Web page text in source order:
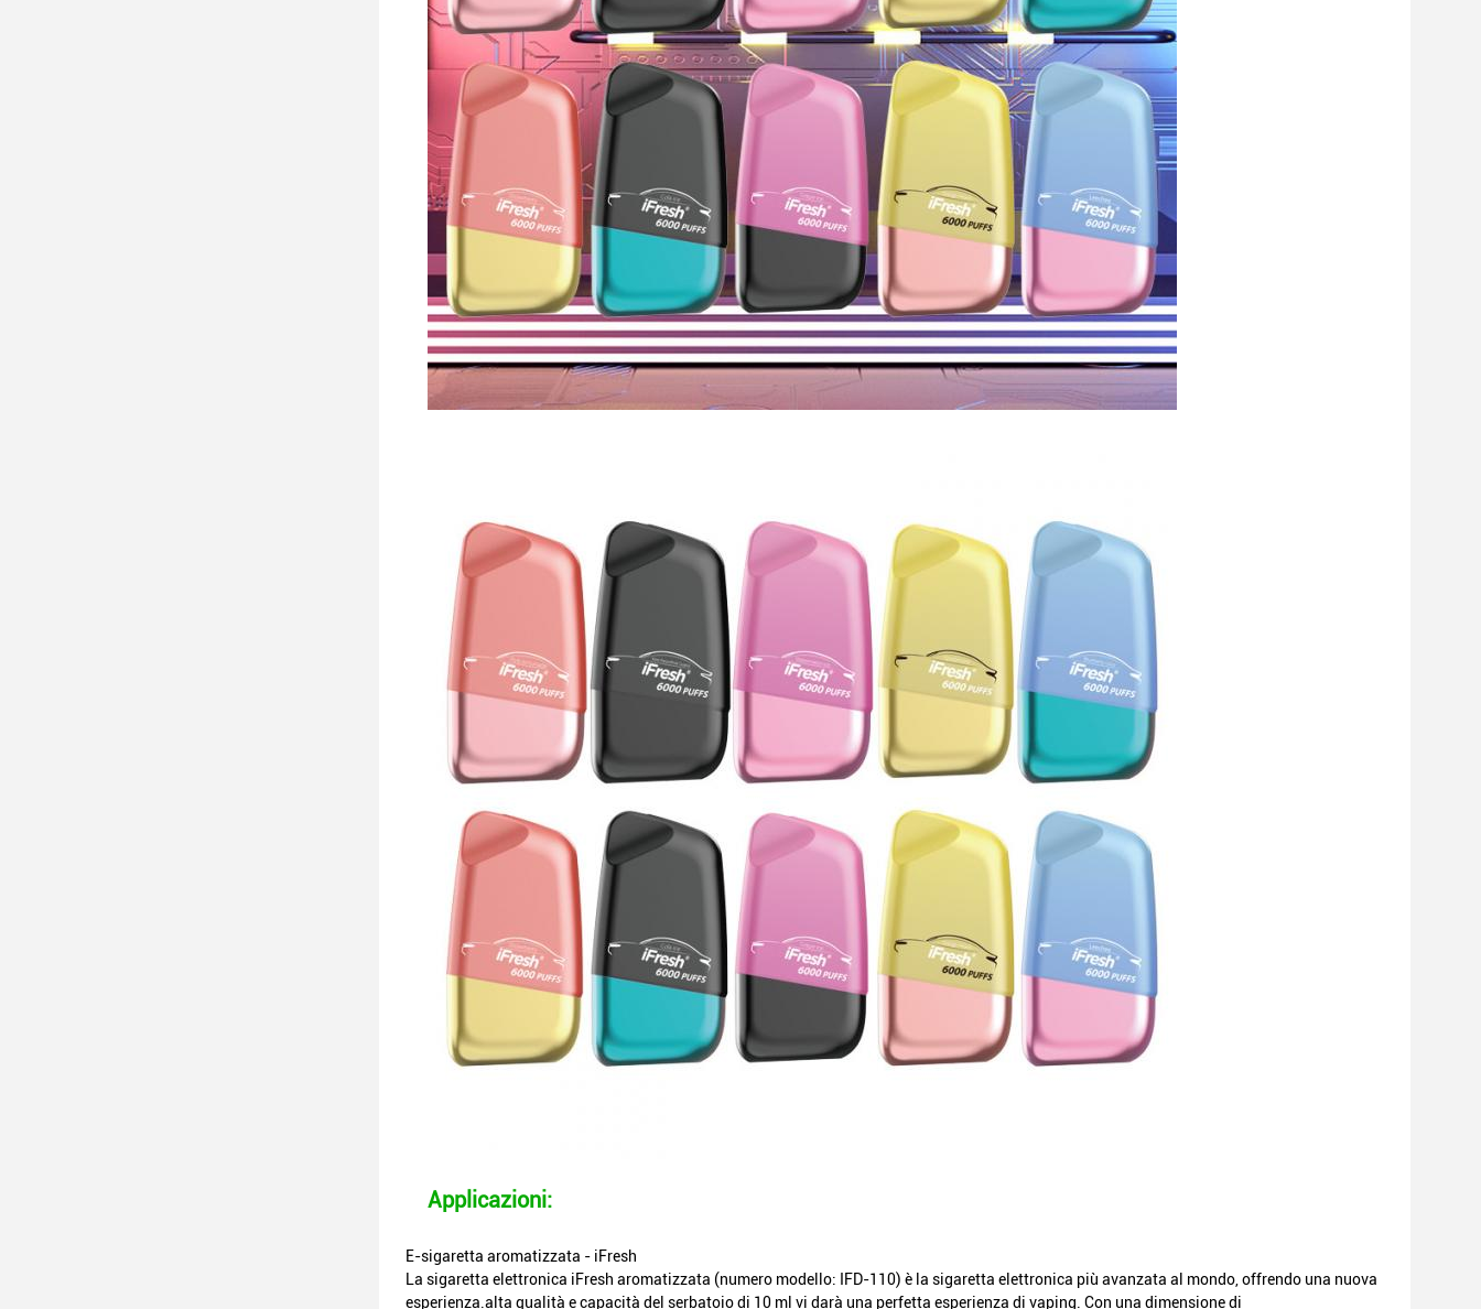
Applicazioni:
E-sigaretta aromatizzata - iFresh
La sigaretta elettronica iFresh aromatizzata (numero modello: IFD-110) è la sigaretta elettronica più avanzata al mondo, offrendo una nuova
esperienza.alta qualità e capacità del serbatoio di 10 ml vi darà una perfetta esperienza di vaping. Con una dimensione di